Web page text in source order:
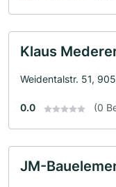
Klaus
Weidentalstr. 51,
0.0 (0
JM-